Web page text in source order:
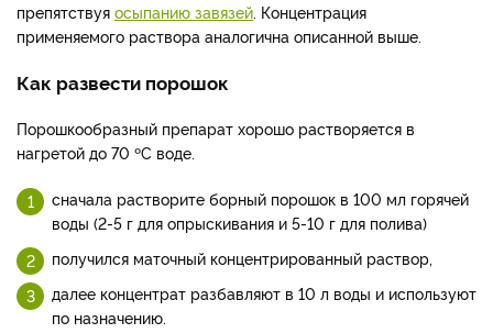
препятствуя осыпанию завязей. Концентрация
применяемого раствора аналогична описанной выше.
Как развести порошок
Порошкообразный препарат хорошо растворяется в
нагретой до 70 ºC воде.
сначала растворите борный порошок в 100 мл горячей
воды (2-5 г для опрыскивания и 5-10 г для полива)
получился маточный концентрированный раствор,
далее концентрат разбавляют в 10 л воды и используют
по назначению.